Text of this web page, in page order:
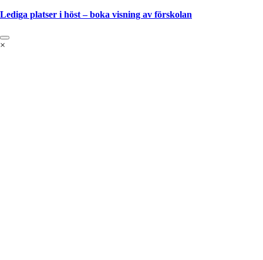
Lediga platser i höst – boka visning av förskolan
×